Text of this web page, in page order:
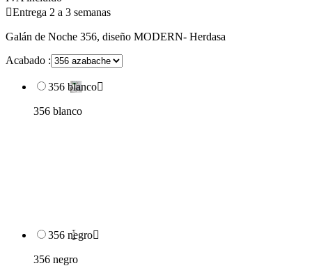
Entrega 2 a 3 semanas
Galán de Noche 356, diseño MODERN- Herdasa
Acabado :
356 blanco
356 blanco
356 negro
356 negro